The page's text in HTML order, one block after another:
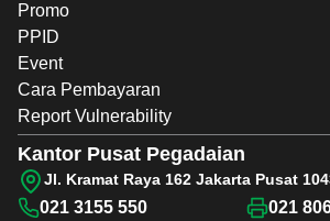
Promo
PPID
Event
Cara Pembayaran
Report Vulnerability
Kantor Pusat Pegadaian
Jl. Kramat Raya 162 Jakarta Pusat
021 3155 550 021